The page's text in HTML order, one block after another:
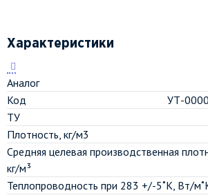
Характеристики
Аналог
Код
УТ-
ТУ
Плотность, кг/м3
Средняя целевая производственная
кг/м³
Теплопроводность при 283 +/-5˚К, Вт/